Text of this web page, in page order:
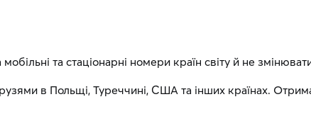
та стаціонарні номери країн світу й не
в Польщі, Туреччині, США та інших країнах.